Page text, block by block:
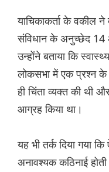
याचिकाकर्ता के वकील
संविधान के अनुच्छेद
उन्होंने बताया कि
लोकसभा में एक प्रश्न के
ही चिंता व्यक्त की थी
आग्रह किया था।
यह भी तर्क दिया गया
अनावश्यक कठिनाई